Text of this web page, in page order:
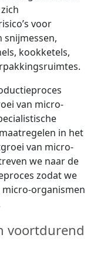
voor
snijmessen,
kookketels,
van micro-
in het
van micro-
we naar de
zodat we
organismen
voortdurend